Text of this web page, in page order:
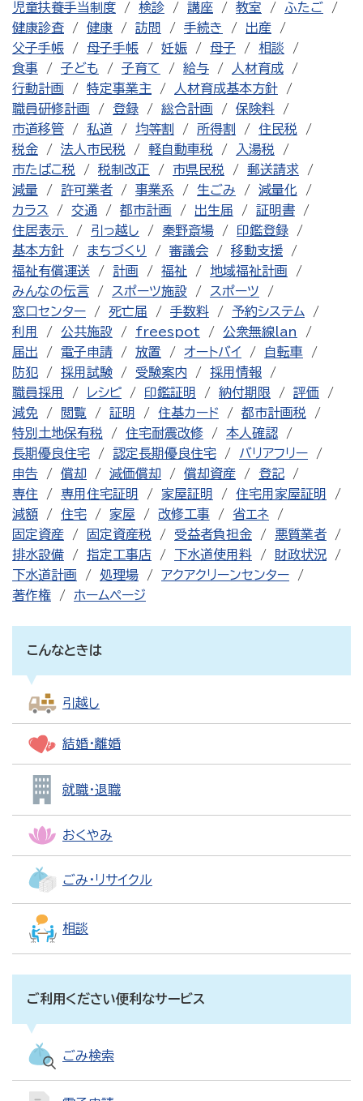
児童扶養手当制度
検診 講座 教室
ふたご
健康診査
健康 訪問 手続き
出産
父子手帳
母子手帳 妊娠 母子
相談
食事
子ども 子育て 給与
人材育成
行動計画
特定事業主
人材育成基本方針
職員研修計画
登録 総合計画
保険料
市道移管
私道 均等割 所得割
住民税
税金
法人市民税 軽自動車税
入湯税
市たばこ税
税制改正 市県民税
郵送請求
減量
許可業者 事業系 生ごみ
減量化
カラス
交通 都市計画 出生届
証明書
住居表示
引っ越し 秦野斎場
印鑑登録
基本方針
まちづくり 審議会
移動支援
福祉有償運送
計画 福祉
地域福祉計画
みんなの伝言
スポーツ施設
スポーツ
窓口センター
死亡届 手数料
予約システム
利用
公共施設 freespot
公衆無線lan
届出
電子申請 放置 オートバイ
自転車
防犯
採用試験 受験案内
採用情報
職員採用
レシピ 印鑑証明 納付期限
評価
減免
閲覧 証明 住基カード
都市計画税
特別土地保有税
住宅耐震改修
本人確認
長期優良住宅
認定長期優良住宅
バリアフリー
申告
償却 減価償却 償却資産
登記
専住
専用住宅証明 家屋証明
住宅用家屋証明
減額
住宅 家屋 改修工事
省エネ
固定資産
固定資産税 受益者負担金
悪質業者
排水設備
指定工事店 下水道使用料
財政状況
下水道計画
処理場
アクアクリーンセンター
著作権
ホームページ
こんなときは
引越し
結婚・離婚
就職・退職
おくやみ
ごみ・リサイクル
相談
ご利用ください便利なサービス
ごみ検索